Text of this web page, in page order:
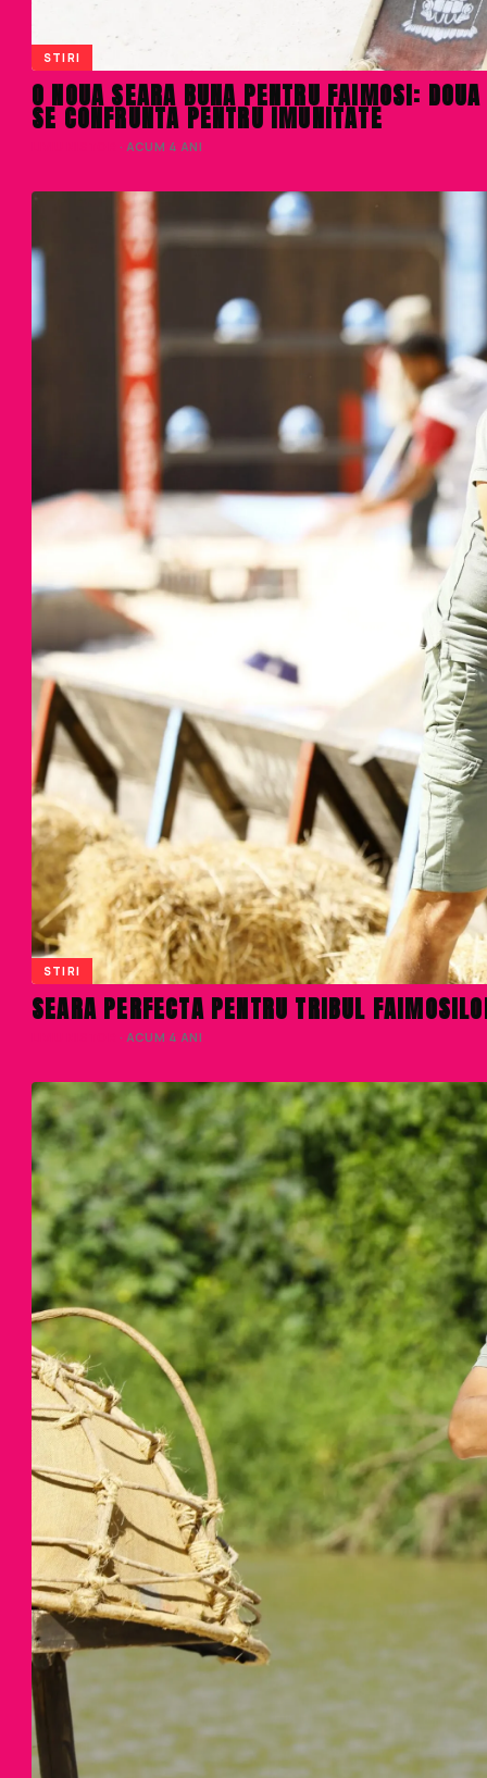
STIRI
O NOUA SEARA BUNA PENTRU FAIMOSI:
SE CONFRUNTA PENTRU IMUNITATE
· ACUM 4 ANI
STIRI
SEARA PERFECTA PENTRU TRIBUL
· ACUM 4 ANI